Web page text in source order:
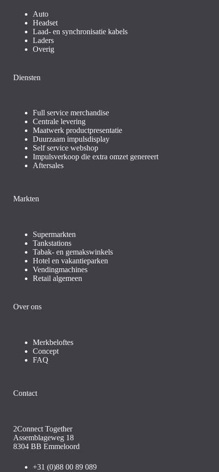
Auto
Headset
Laad- en synchronisatie kabels
Laders
Overig
Diensten
Full service merchandise
Centrale levering
Maatwerk productpresentatie
Duurzaam impulsdisplay
Self service webshop
Impulsverkoop die extra omzet genereert
Aftersales
Markten
Supermarkten
Tankstations
Tabak- en gemakswinkels
Hotel en vakantieparken
Vendingmachines
Retail algemeen
Over ons
Merkbeloftes
Concept
FAQ
Contact
2Connect Together
Assemblageweg 18
8304 BB Emmeloord
+31 (0)88 00 89 089